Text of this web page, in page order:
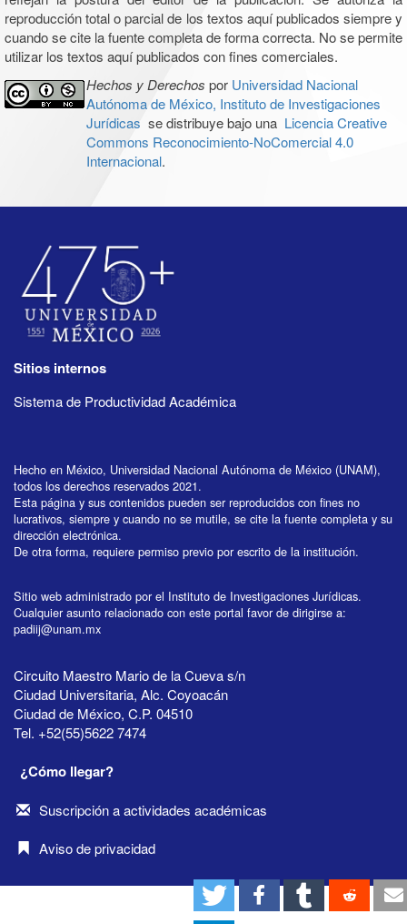
reproducción total o parcial de los textos aquí publicados siempre y
cuando se cite la fuente completa de forma correcta. No se permite
utilizar los textos aquí publicados con fines comerciales.
Hechos y Derechos por Universidad Nacional
Autónoma de México, Instituto de Investigaciones
Jurídicas se distribuye bajo una Licencia Creative
Commons Reconocimiento-NoComercial 4.0
Internacional.
Sitios internos
Sistema de Productividad Académica
Hecho en México, Universidad Nacional Autónoma de México (UNAM),
todos los derechos reservados 2021.
Esta página y sus contenidos pueden ser reproducidos con fines no
lucrativos, siempre y cuando no se mutile, se cite la fuente completa y su
dirección electrónica.
De otra forma, requiere permiso previo por escrito de la institución.
Sitio web administrado por el Instituto de Investigaciones Jurídicas.
Cualquier asunto relacionado con este portal favor de dirigirse a:
padiij@unam.mx
Circuito Maestro Mario de la Cueva s/n
Ciudad Universitaria, Alc. Coyoacán
Ciudad de México, C.P. 04510
Tel. +52(55)5622 7474
¿Cómo llegar?
Suscripción a actividades académicas
Aviso de privacidad